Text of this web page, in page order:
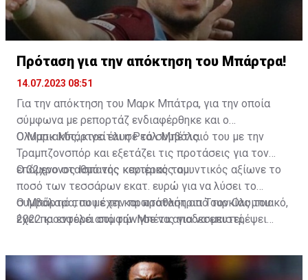
Πρόταση για την απόκτηση του Μπάρτρα!
14.07.2023 08:51
Για την απόκτηση του Μαρκ Μπάτρα, για την οποία
σύμφωνα με ρεπορτάζ ενδιαφέρθηκε και ο
Ολυμπιακός, κινείται η Ρεάλ Μπέτις.
Ο Μαρκ Μπάρτρα έλυσε το συμβόλαιό του με την
Τραμπζονσπόρ και εξετάζει τις προτάσεις για τον
επόμενο σταθμό της καριέρας του.
Ο 32χρονος Ισπανός κεντρικός αμυντικός αξίωνε το
ποσό των τεσσάρων εκατ. ευρώ για να λύσει το
συμβόλαιό του με την πρωταθλήτρια Τουρκίας του
2022 κι εντέλει συμφώνησε να αποδεσμευτεί,
Ο Μπάρτρα, που έχει και πρόταση από τον Ολυμπιακό,
έχει προσφορά από την Μπέτις για να επιστρέψει